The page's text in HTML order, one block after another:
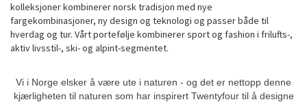
kolleksjoner kombinerer norsk tradisjon med nye
fargekombinasjoner, ny design og teknologi og passer både til
hverdag og tur. Vårt portefølje kombinerer sport og fashion i frilufts-,
aktiv livsstil-, ski- og alpint-segmentet.
Vi i Norge elsker å være ute i naturen - og det er nettopp denne
kjærligheten til naturen som har inspirert Twentyfour til å designe